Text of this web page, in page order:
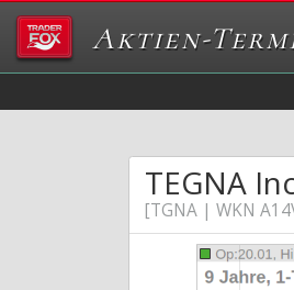
Aktien-
TEGNA
[TGNA | WKN